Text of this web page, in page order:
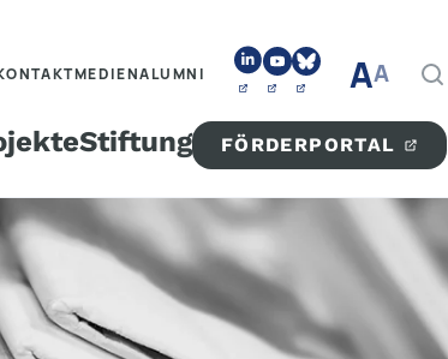
MEDIENALUMNI AA
Stiftung FÖRDERPORTAL